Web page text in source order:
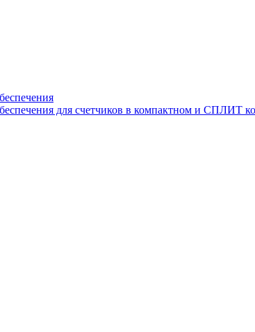
для счетчиков в компактном и СПЛИТ